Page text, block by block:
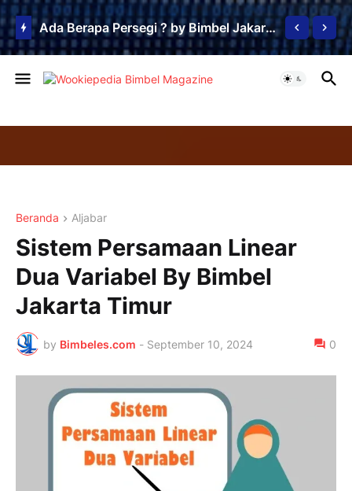
Ada Berapa Persegi ? by Bimbel Jakarta Timur
Beranda Aljabar
Sistem Persamaan Linear
Dua Variabel By Bimbel
Jakarta Timur
by Bimbeles.com - September 10, 2024 0